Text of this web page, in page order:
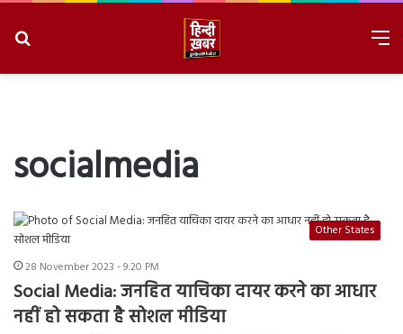
socialmedia
Other States
28 November 2023 - 9:20 PM
Social Media: जनहित याचिका दायर करने का आधार
नहीं हो सकता है सोशल मीडिया